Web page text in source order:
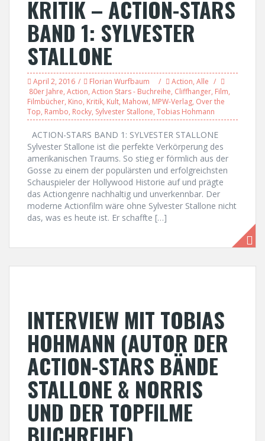
KRITIK – ACTION-STARS
BAND 1: SYLVESTER
STALLONE
April 2, 2016 Florian Wurfbaum Action, Alle
80er Jahre, Action, Action Stars - Buchreihe, Cliffhanger, Film,
Filmbücher, Kino, Kritik, Kult, Mahowi, MPW-Verlag, Over the
Top, Rambo, Rocky, Sylvester Stallone, Tobias Hohmann
ACTION-STARS BAND 1: SYLVESTER STALLONE
Sylvester Stallone ist die perfekte Verkörperung des
amerikanischen Traums. So stieg er förmlich aus der
Gosse zu einem der populärsten und erfolgreichsten
Schauspieler der Hollywood Historie auf und prägte
das Actiongenre nachhaltig und unverkennbar. Der
moderne Actionfilm wäre ohne Sylvester Stallone nicht
das, was es heute ist. Er schaffte […]
INTERVIEW MIT TOBIAS
HOHMANN (AUTOR DER
ACTION-STARS BÄNDE
STALLONE & NORRIS
UND DER TOPFILME